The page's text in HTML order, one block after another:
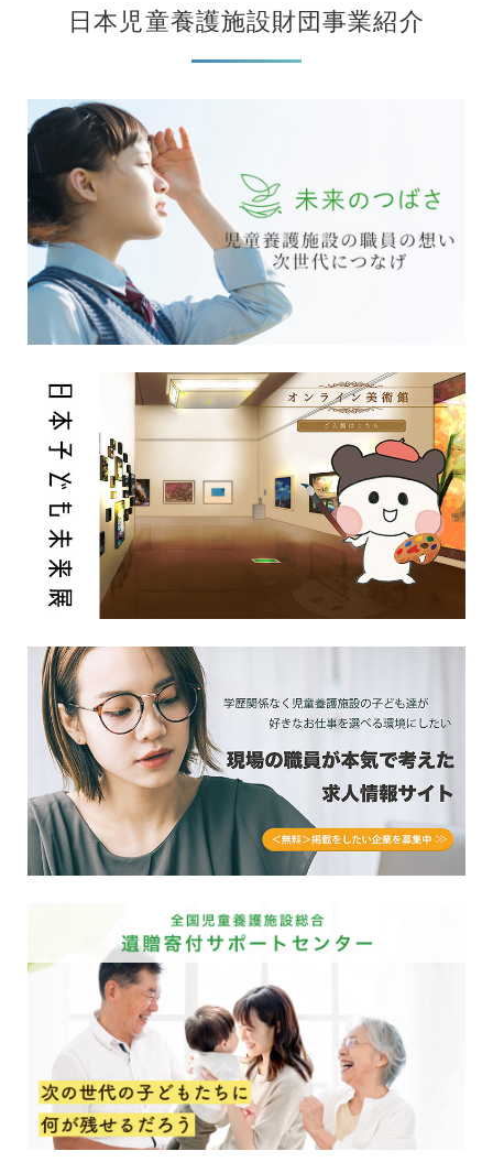
日本児童養護施設財団事業紹介